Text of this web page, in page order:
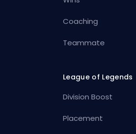
Coaching
Teammate
League of Legends
Division Boost
Placement